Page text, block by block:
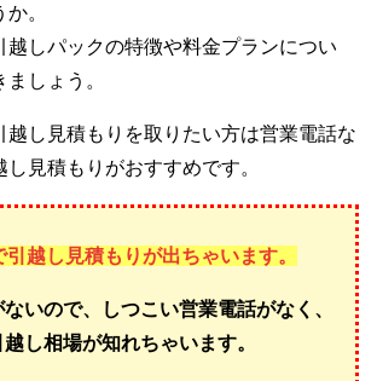
。
越しパックの特徴や料金プランについ
しょう。
越し見積もりを取りたい方は営業電話な
し見積もりがおすすめです。
引越し見積もりが出ちゃいます。
いので、しつこい営業電話がなく、
し相場が知れちゃいます。